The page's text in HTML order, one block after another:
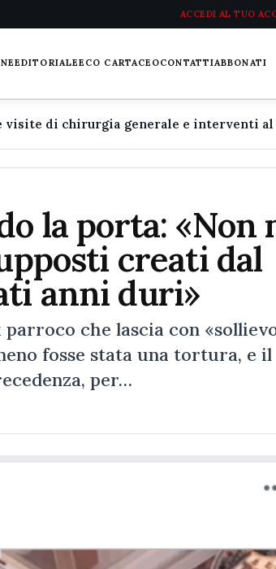
ACCEDI AL TUO
EDITORIALEECO CARTACEOCONTATTIABBONATI
la porta: «Non
creati dal
anni duri»
che lascia con
fosse stata una tortura, e il
per…